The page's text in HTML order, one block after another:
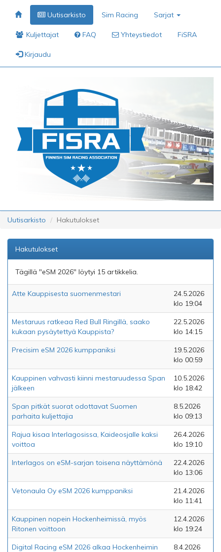
Uutisarkisto Sim Racing Sarjat
Kuljettajat FAQ Yhteystiedot FiSRA
Kirjaudu
Uutisarkisto Hakutulokset
Hakutulokset
Tägillä "eSM 2026" löytyi 15 artikkelia.
Atte Kauppisesta suomenmestari
24.5.2026
klo 19:04
Mestaruus ratkeaa Red Bull Ringillä, saako
kukaan pysäytettyä Kauppista?
22.5.2026
klo 14:15
Precisim eSM 2026 kumppaniksi
19.5.2026
klo 00:59
Kauppinen vahvasti kiinni mestaruudessa Span
jälkeen
10.5.2026
klo 18:42
Span pitkät suorat odottavat Suomen
parhaita kuljettajia
8.5.2026
klo 09:13
Rajua kisaa Interlagosissa, Kaideosjalle kaksi
voittoa
26.4.2026
klo 19:10
Interlagos on eSM-sarjan toisena näyttämönä
22.4.2026
klo 13:06
Vetonaula Oy eSM 2026 kumppaniksi
21.4.2026
klo 11:41
Kauppinen nopein Hockenheimissä, myös
Ritonen voittoon
12.4.2026
klo 19:24
Digital Racing eSM 2026 alkaa Hockenheimin
8.4.2026